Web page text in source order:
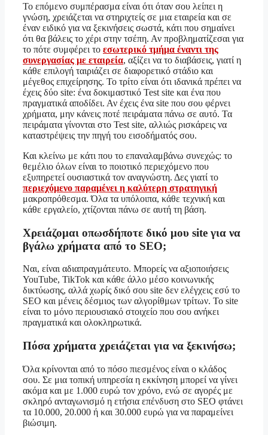
Το επόμενο συμπέρασμα είναι ότι όταν σου λείπει η
γνώση, χρειάζεται να στηριχτείς σε μια εταιρεία και σε
έναν ειδικό για να ξεκινήσεις σωστά, κάτι που σημαίνει
ότι θα βάλεις το χέρι στην τσέπη. Αν προβληματίζεσαι για
το πότε συμφέρει το εσωτερικό τμήμα έναντι της
συνεργασίας με εταιρεία, αξίζει να το διαβάσεις, γιατί η
κάθε επιλογή ταιριάζει σε διαφορετικό στάδιο και
μέγεθος επιχείρησης. Το τρίτο είναι ότι ιδανικά πρέπει να
έχεις δύο site: ένα δοκιμαστικό Test site και ένα που
πραγματικά αποδίδει. Αν έχεις ένα site που σου φέρνει
χρήματα, μην κάνεις ποτέ πειράματα πάνω σε αυτό. Τα
πειράματα γίνονται στο Test site, αλλιώς ρισκάρεις να
καταστρέψεις την πηγή του εισοδήματός σου.
Και κλείνω με κάτι που το επαναλαμβάνω συνεχώς: το
θεμέλιο όλων είναι το ποιοτικό περιεχόμενο που
εξυπηρετεί ουσιαστικά τον αναγνώστη. Δες γιατί το
περιεχόμενο παραμένει η καλύτερη στρατηγική
μακροπρόθεσμα. Όλα τα υπόλοιπα, κάθε τεχνική και
κάθε εργαλείο, χτίζονται πάνω σε αυτή τη βάση.
Χρειάζομαι οπωσδήποτε δικό μου site για να
βγάλω χρήματα από το SEO;
Ναι, είναι αδιαπραγμάτευτο. Μπορείς να αξιοποιήσεις
YouTube, TikTok και κάθε άλλο μέσο κοινωνικής
δικτύωσης, αλλά χωρίς δικό σου site δεν ελέγχεις εσύ το
SEO και μένεις δέσμιος των αλγορίθμων τρίτων. Το site
είναι το μόνο περιουσιακό στοιχείο που σου ανήκει
πραγματικά και ολοκληρωτικά.
Πόσα χρήματα χρειάζεται για να ξεκινήσω;
Όλα κρίνονται από το πόσο πιεσμένος είναι ο κλάδος
σου. Σε μια τοπική υπηρεσία η εκκίνηση μπορεί να γίνει
ακόμα και με 1.000 ευρώ τον χρόνο, ενώ σε αγορές με
σκληρό ανταγωνισμό η ετήσια επένδυση στο SEO φτάνει
τα 10.000, 20.000 ή και 30.000 ευρώ για να παραμείνει
βιώσιμη.